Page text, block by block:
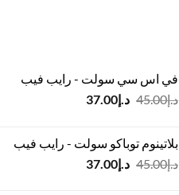
في اس سي سولت - رايب فيب
د.إ45.00 السعر
د.إ45.00.
د.إ37.00السعر
د.إ37.00.
بلاتينوم توباكو سولت - رايب فيب
د.إ45.00 السعر
د.إ37.00السعر